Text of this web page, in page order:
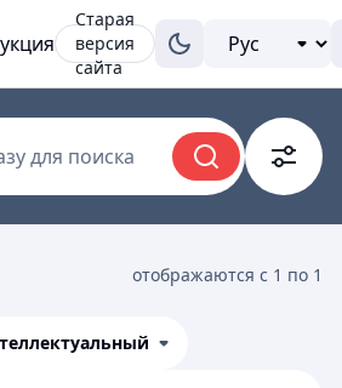
Старая
версия
сайта
для поиска
отображаются с 1 по 1